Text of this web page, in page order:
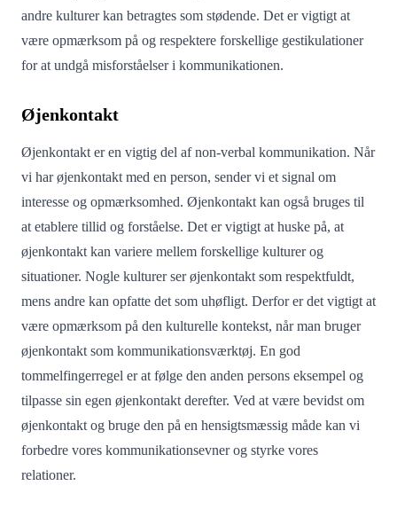
andre kulturer kan betragtes som stødende. Det er vigtigt at
være opmærksom på og respektere forskellige gestikulationer
for at undgå misforståelser i kommunikationen.
Øjenkontakt
Øjenkontakt er en vigtig del af non-verbal kommunikation. Når
vi har øjenkontakt med en person, sender vi et signal om
interesse og opmærksomhed. Øjenkontakt kan også bruges til
at etablere tillid og forståelse. Det er vigtigt at huske på, at
øjenkontakt kan variere mellem forskellige kulturer og
situationer. Nogle kulturer ser øjenkontakt som respektfuldt,
mens andre kan opfatte det som uhøfligt. Derfor er det vigtigt at
være opmærksom på den kulturelle kontekst, når man bruger
øjenkontakt som kommunikationsværktøj. En god
tommelfingerregel er at følge den anden persons eksempel og
tilpasse sin egen øjenkontakt derefter. Ved at være bevidst om
øjenkontakt og bruge den på en hensigtsmæssig måde kan vi
forbedre vores kommunikationsevner og styrke vores
relationer.